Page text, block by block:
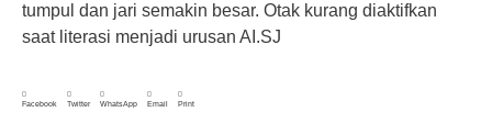
tumpul dan jari semakin besar. Otak kurang diaktifkan
saat literasi menjadi urusan AI.SJ
Facebook Twitter WhatsApp Email Print